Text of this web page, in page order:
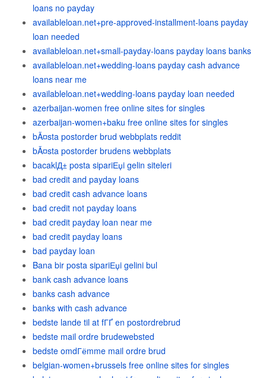
loans no payday
availableloan.net+pre-approved-installment-loans payday
loan needed
availableloan.net+small-payday-loans payday loans banks
availableloan.net+wedding-loans payday cash advance
loans near me
availableloan.net+wedding-loans payday loan needed
azerbaijan-women free online sites for singles
azerbaijan-women+baku free online sites for singles
bÃ¤sta postorder brud webbplats reddit
bÃ¤sta postorder brudens webbplats
bacaklД± posta sipariЕџi gelin siteleri
bad credit and payday loans
bad credit cash advance loans
bad credit not payday loans
bad credit payday loan near me
bad credit payday loans
bad payday loan
Bana bir posta sipariЕџi gelini bul
bank cash advance loans
banks cash advance
banks with cash advance
bedste lande til at fГҐ en postordrebrud
bedste mail ordre brudewebsted
bedste omdГёmme mail ordre brud
belgian-women+brussels free online sites for singles